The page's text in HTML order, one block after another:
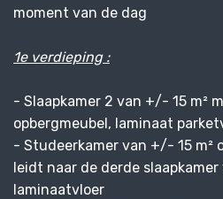
moment van de dag
1e verdieping :
- Slaapkamer 2 van +/- 15 m²
opbergmeubel, laminaat
- Studeerkamer van +/- 15 m²
leidt naar de derde
laminaatvloer